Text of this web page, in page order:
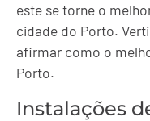
este se torne o
cidade do Porto.
afirmar como o
Porto.
Instalações